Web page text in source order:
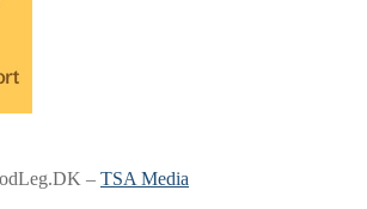
– TSA Media